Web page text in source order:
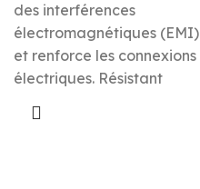
des interférences
électromagnétiques (EMI)
et renforce les connexions
électriques. Résistant